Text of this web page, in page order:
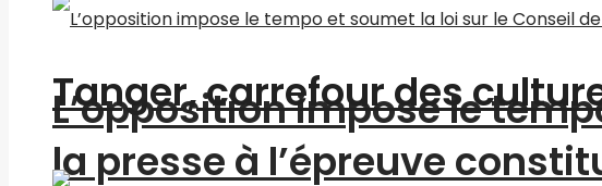
L’opposition impose le
la presse à l’épreuve
Tanger, carrefour des